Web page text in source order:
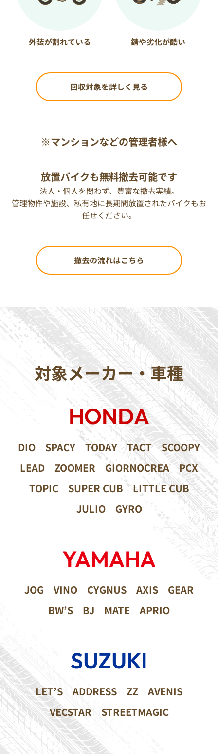
外装が割れている 錆や劣化が酷い
回収対象を詳しく見る
※マンションなどの管理者様へ
放置バイクも無料撤去可能です
法人・個人を問わず、豊富な撤去実績。
管理物件や施設、私有地に長期間放置されたバイクもお
任せください。
撤去の流れはこちら
対象メーカー・車種
HONDA
DIO SPACY TODAY TACT
SCOOPY
LEAD
ZOOMER GIORNOCREA
PCX
TOPIC
SUPER CUB
LITTLE CUB
JULIO
GYRO
YAMAHA
JOG VINO CYGNUS AXIS
GEAR
BW’S
BJ MATE APRIO
SUZUKI
LET’S ADDRESS ZZ
AVENIS
VECSTAR
STREETMAGIC